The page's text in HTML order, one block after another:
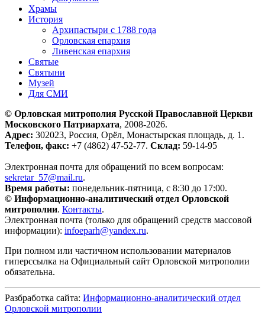
Храмы
История
Архипастыри с 1788 года
Орловская епархия
Ливенская епархия
Святые
Святыни
Музей
Для СМИ
© Орловская митрополия Русской Православной Церкви
Московского Патриархата, 2008-2026.
Адрес: 302023, Россия, Орёл, Монастырская площадь, д. 1.
Телефон, факс: +7 (4862) 47-52-77. Склад: 59-14-95
Электронная почта для обращений по всем вопросам:
sekretar_57@mail.ru.
Время работы: понедельник-пятница, с 8:30 до 17:00.
© Информационно-аналитический отдел Орловской
митрополии. Контакты.
Электронная почта (только для обращений средств массовой
информации): infoeparh@yandex.ru.
При полном или частичном использовании материалов
гиперссылка на Официальный сайт Орловской митрополии
обязательна.
Разбработка сайта: Информационно-аналитический отдел
Орловской митрополии